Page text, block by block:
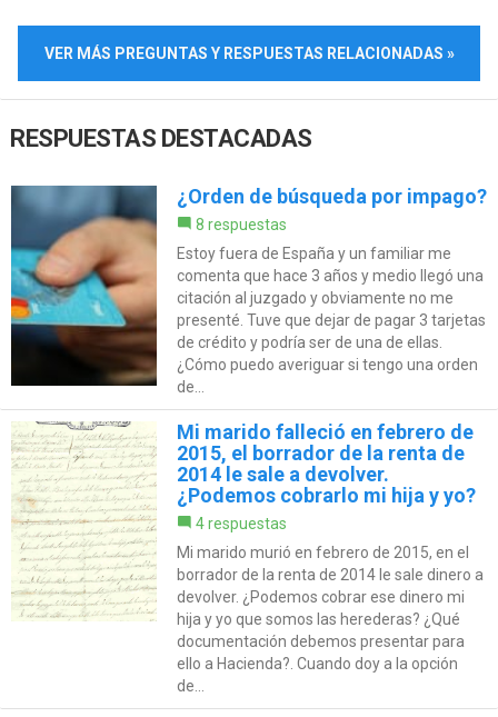
VER MÁS PREGUNTAS Y RESPUESTAS RELACIONADAS »
RESPUESTAS DESTACADAS
¿Orden de búsqueda por impago?
8 respuestas
Estoy fuera de España y un familiar me
comenta que hace 3 años y medio llegó una
citación al juzgado y obviamente no me
presenté. Tuve que dejar de pagar 3 tarjetas
de crédito y podría ser de una de ellas.
¿Cómo puedo averiguar si tengo una orden
de...
Mi marido falleció en febrero de
2015, el borrador de la renta de
2014 le sale a devolver.
¿Podemos cobrarlo mi hija y yo?
4 respuestas
Mi marido murió en febrero de 2015, en el
borrador de la renta de 2014 le sale dinero a
devolver. ¿Podemos cobrar ese dinero mi
hija y yo que somos las herederas? ¿Qué
documentación debemos presentar para
ello a Hacienda?. Cuando doy a la opción
de...